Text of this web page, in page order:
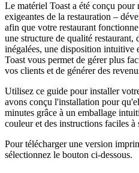
Le matériel Toast a été conçu
exigeantes de la restauration –
afin que votre restaurant
une structure de qualité restaurant,
inégalées, une disposition intuitive
Toast vous permet de gérer plus
vos clients et de générer des
Utilisez ce guide pour installer
avons conçu l'installation pour
minutes grâce à un emballage
couleur et des instructions faciles à
Pour télécharger une version
sélectionnez le bouton ci-dessous.